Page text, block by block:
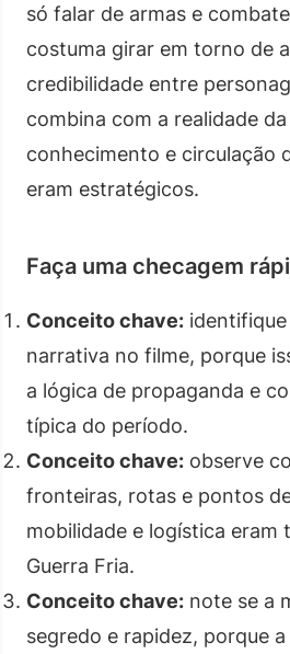
só falar de armas e
costuma girar em torno de
credibilidade entre
combina com a realidade
conhecimento e circulação
eram estratégicos.
Faça uma checagem
Conceito chave:
narrativa no filme, porque
a lógica de propaganda e
típica do período.
Conceito chave: observe
fronteiras, rotas e pontos
mobilidade e logística eram
Guerra Fria.
Conceito chave: note se a
segredo e rapidez, porque